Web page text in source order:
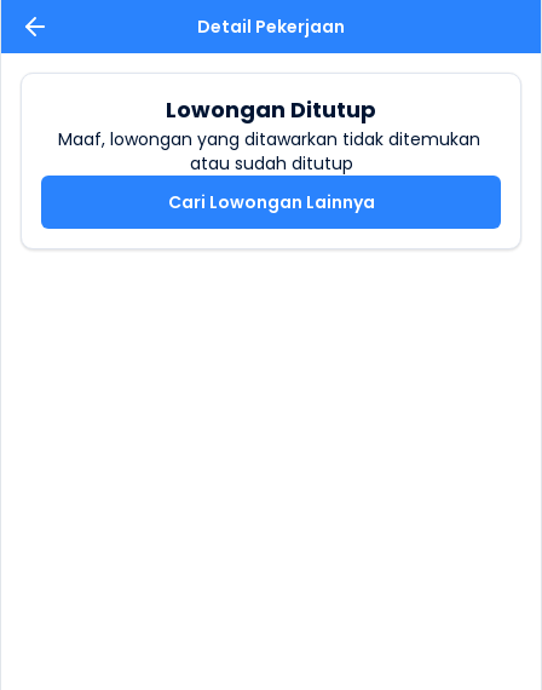
Detail Pekerjaan
Lowongan Ditutup
Maaf, lowongan yang ditawarkan tidak ditemukan
atau sudah ditutup
Cari Lowongan Lainnya